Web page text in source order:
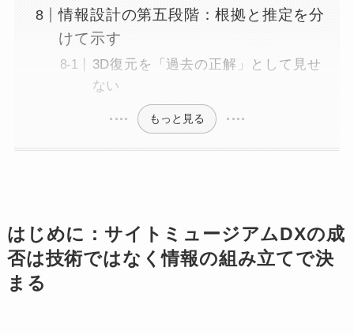
情報設計の第五段階：根拠と推定を分
けて示す
3D復元を「過去の正解」として見せ
ない
もっと見る
はじめに：サイトミュージアムDXの成
否は技術ではなく情報の組み立てで決
まる